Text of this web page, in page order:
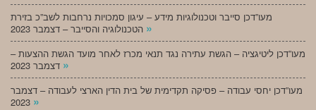
מעו”דכן סייבר וטכנולוגיות מידע – עיגון סמכויות נרחבות לשב”כ בזירת
»
מעו”דכן ליטיגציה – הגשת עתירה נגד תנאי מכרז לאחר מועד הגשת ההצעות –
»
מעו”דכן יחסי עבודה – פסיקה תקדימית של בית הדין הארצי לעבודה – דצמבר
»